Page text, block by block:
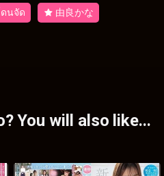
นจัด 由良かな
You will also like...